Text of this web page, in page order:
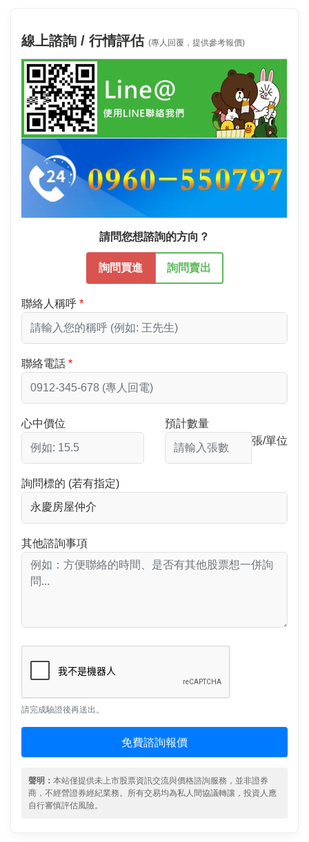
線上諮詢 / 行情評估 (專人回覆，提供參考報價)
請問您想諮詢的方向？
詢問買進 詢問賣出
聯絡人稱呼
聯絡電話
心中價位
預計數量
張/單位
詢問標的 (若有指定)
其他諮詢事項
請完成驗證後再送出。
免費諮詢報價
聲明： 本站僅提供未上市股票資訊交流與價格諮詢服務，並非證券
商，不經營證券經紀業務。所有交易均為私人間協議轉讓，投資人應
自行審慎評估風險。